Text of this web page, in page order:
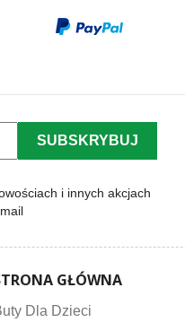
i innych akcjach
GŁÓWNA
Dla Dzieci